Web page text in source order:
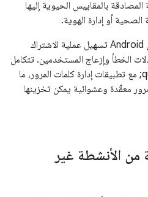
بالمقاييس الحيوية إليها
الصحية أو إدارة الهوية.
في Android تسهيل عملية الاشتراك
الخطأ وإزعاج المستخدمين. تتكامل
ميزة &quot;الملء التلقائي&quot; مع تطبيقات إدارة كلمات المرور، ما
معقّدة وعشوائية يمكن تخزينها
من الأنشطة غير